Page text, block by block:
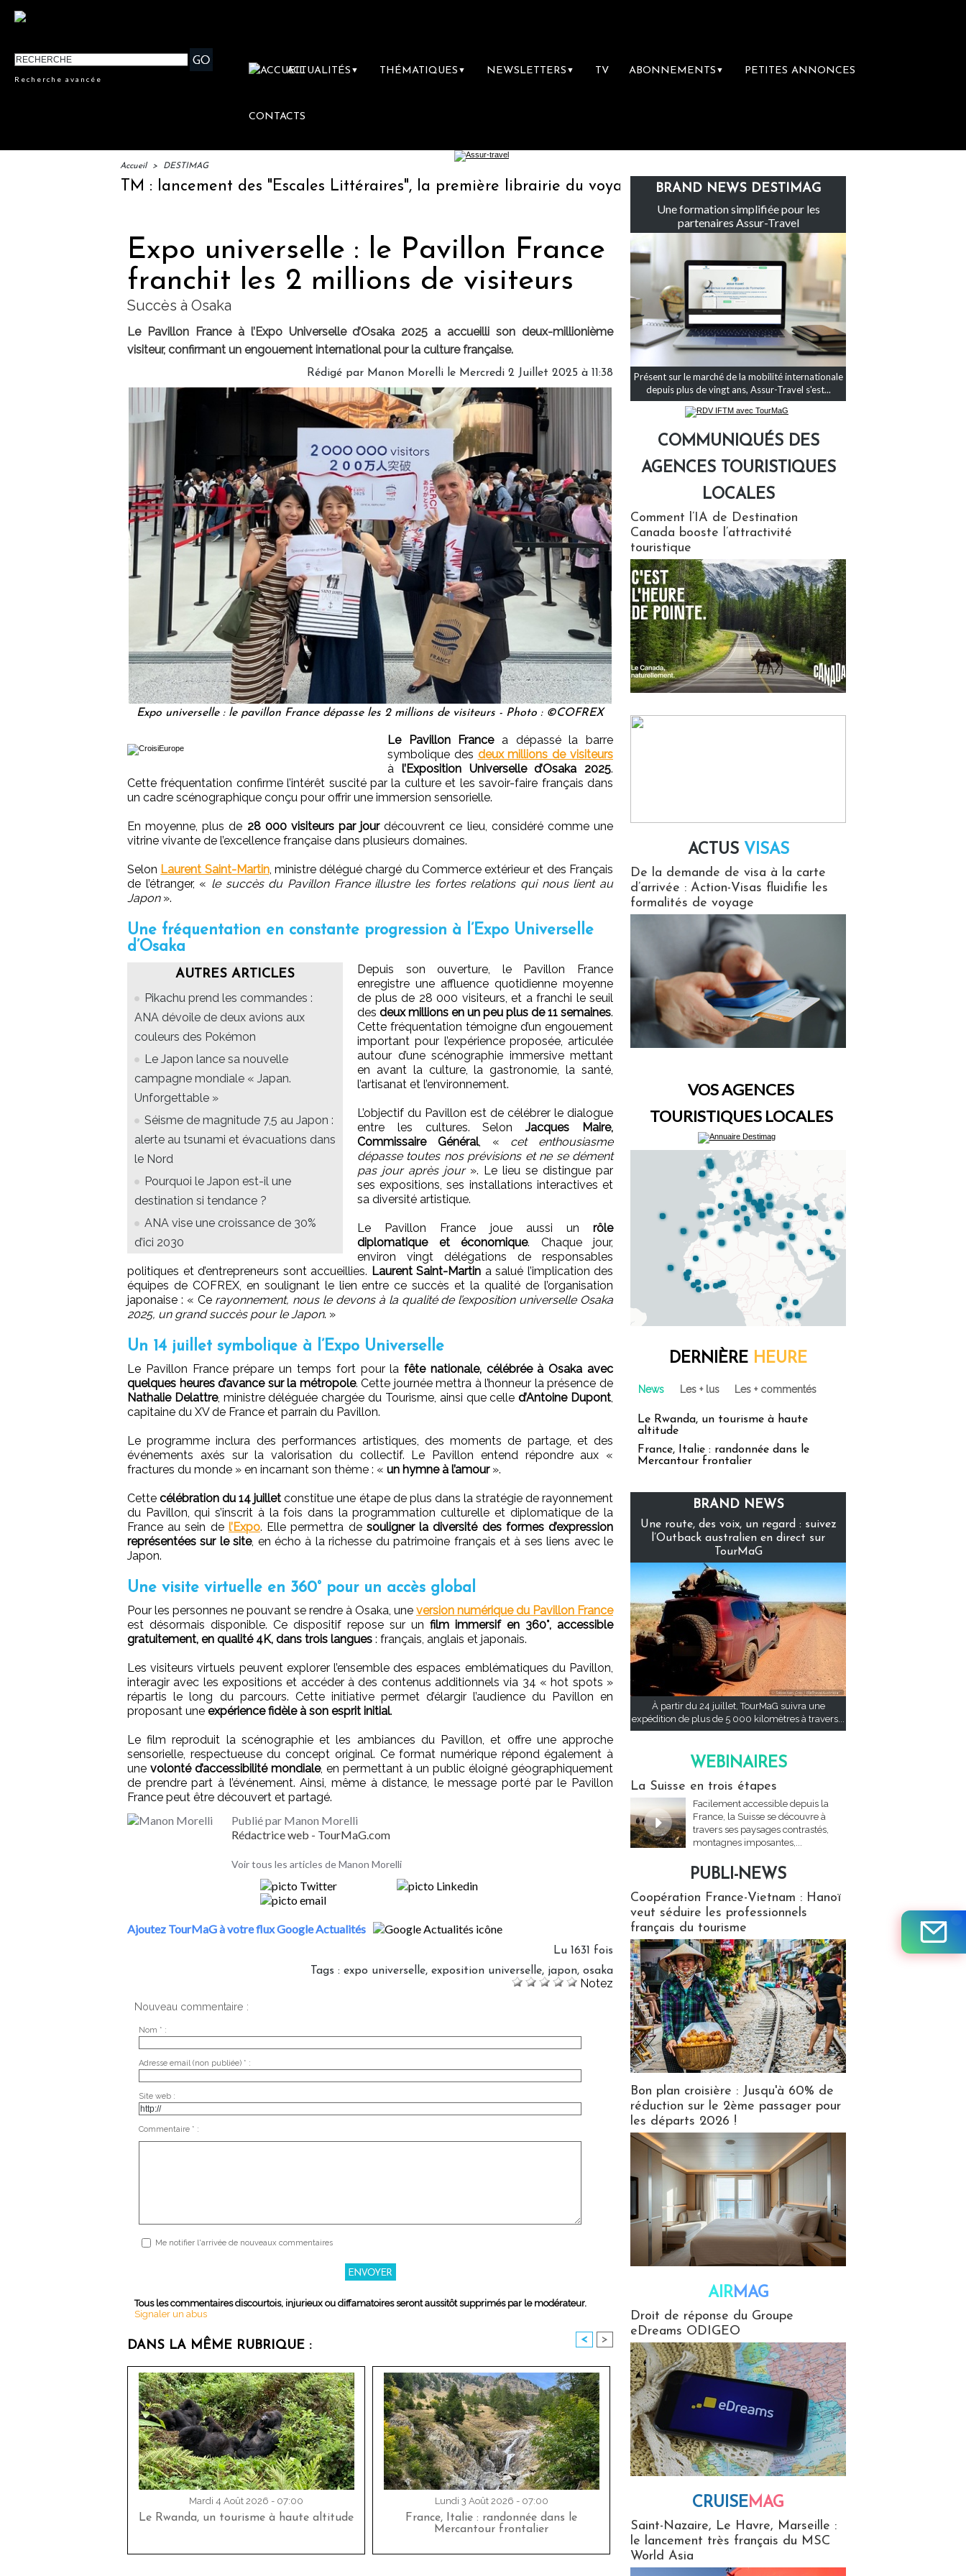
Recherche avancée
ACTUALITÉS ▼ THÉMATIQUES ▼ NEWSLETTERS ▼ TV ABONNEMENTS ▼ PETITES ANNONCES
CONTACTS
Accueil > DESTIMAG
IFTM : lancement des "Escales Littéraires", la première librairie du voyage Le groupe Sainte-Claire rachète Eden Tour
Expo universelle : le Pavillon France
franchit les 2 millions de visiteurs
Succès à Osaka
Le Pavillon France à l’Expo Universelle d’Osaka 2025 a accueilli son deux-millionième
visiteur, confirmant un engouement international pour la culture française.
Rédigé par Manon Morelli le Mercredi 2 Juillet 2025 à 11:38
Expo universelle : le pavillon France dépasse les 2 millions de visiteurs - Photo : ©COFREX
Le Pavillon Francea dépassé la barre
symbolique des deux millions de visiteurs
à l’Exposition Universelle d’Osaka 2025.
Cette fréquentation confirme l’intérêt suscité par la culture et les savoir-faire français dans
un cadre scénographique conçu pour offrir une immersion sensorielle.
En moyenne, plus de 28 000 visiteurs par jourdécouvrent ce lieu, considéré comme une
vitrine vivante de l’excellence française dans plusieurs domaines.
Selon Laurent Saint-Martin, ministre délégué chargé du Commerce extérieur et des Français
de l’étranger, « le succès du Pavillon France illustre les fortes relations qui nous lient au
Japon».
Une fréquentation en constante progression à l’Expo Universelle
d’Osaka
AUTRES ARTICLES
Pikachu prend les commandes :
ANA dévoile de deux avions aux
couleurs des Pokémon
Le Japon lance sa nouvelle
campagne mondiale « Japan.
Unforgettable »
Séisme de magnitude 7,5 au Japon :
alerte au tsunami et évacuations dans
le Nord
Pourquoi le Japon est-il une
destination si tendance ?
ANA vise une croissance de 30%
d’ici 2030
Depuis son ouverture, le Pavillon France
enregistre une affluence quotidienne moyenne
de plus de 28 000 visiteurs, et a franchi le seuil
des deux millions en un peu plus de 11 semaines.
Cette fréquentation témoigne d’un engouement
important pour l’expérience proposée, articulée
autour d’une scénographie immersive mettant
en avant la culture, la gastronomie, la santé,
l’artisanat et l’environnement.
L’objectif du Pavillon est de célébrer le dialogue
entre les cultures. SelonJacques Maire,
Commissaire Général, « cet enthousiasme
dépasse toutes nos prévisions et ne se dément
pas jour après jour». Le lieu se distingue par
ses expositions, ses installations interactives et
sa diversité artistique.
Le Pavillon France joue aussi un rôle
diplomatique et économique. Chaque jour,
environ vingt délégations de responsables
politiques et d’entrepreneurs sont accueillies. Laurent Saint-Martin a salué l’implication des
équipes de COFREX, en soulignant le lien entre ce succès et la qualité de l’organisation
japonaise : « Cerayonnement, nous le devons à la qualité de l’exposition universelle Osaka
2025, un grand succès pour le Japon. »
Un 14 juillet symbolique à l’Expo Universelle
Le Pavillon France prépare un temps fort pour lafête nationale, célébrée à Osaka avec
quelques heures d’avance sur la métropole. Cette journée mettra à l’honneur la présence de
Nathalie Delattre, ministre déléguée chargée du Tourisme, ainsi que celled’Antoine Dupont
capitaine du XV de France et parrain du Pavillon.
Le programme inclura des performances artistiques, des moments de partage, et des
événements axés sur la valorisation du collectif. Le Pavillon entend répondre aux «
fractures du monde » en incarnant son thème : « un hymne à l’amour».
Cettecélébration du 14 juillet constitue une étape de plus dans la stratégie de rayonnement
du Pavillon, qui s’inscrit à la fois dans la programmation culturelle et diplomatique de la
France au sein de l’Expo. Elle permettra de souligner la diversité des formes d’expression
représentées sur le site, en écho à la richesse du patrimoine français et à ses liens avec le
Japon.
Une visite virtuelle en 360° pour un accès global
Pour les personnes ne pouvant se rendre à Osaka, une version numérique du Pavillon France
est désormais disponible. Ce dispositif repose sur un film immersif en 360°, accessible
gratuitement, en qualité 4K, dans trois langues : français, anglais et japonais.
Les visiteurs virtuels peuvent explorer l’ensemble des espaces emblématiques du Pavillon,
interagir avec les expositions et accéder à des contenus additionnels via 34 « hot spots »
répartis le long du parcours. Cette initiative permet d’élargir l’audience du Pavillon en
proposant une expérience fidèle à son esprit initial.
Le film reproduit la scénographie et les ambiances du Pavillon, et offre une approche
sensorielle, respectueuse du concept original. Ce format numérique répond également à
une volonté d’accessibilité mondiale, en permettant à un public éloigné géographiquement
de prendre part à l’événement. Ainsi, même à distance, le message porté par le Pavillon
France peut être découvert et partagé.
Publié par Manon Morelli
Rédactrice web - TourMaG.com
Voir tous les articles de Manon Morelli
Ajoutez TourMaG à votre flux Google Actualités
Lu 1631 fois
Tags : expo universelle, exposition universelle, japon, osaka
Notez
Nouveau commentaire :
Nom * :
Adresse email (non publiée) * :
Site web :
Commentaire * :
Me notifier l'arrivée de nouveaux commentaires
Tous les commentaires discourtois, injurieux ou diffamatoires seront aussitôt supprimés par le modérateur.
Signaler un abus
DANS LA MÊME RUBRIQUE : < >
Mardi 4 Août 2026 - 07:00
Le Rwanda, un tourisme à haute altitude
Lundi 3 Août 2026 - 07:00
France, Italie : randonnée dans le
Mercantour frontalier
BRAND NEWS DESTIMAG
Une formation simplifiée pour les
partenaires Assur-Travel
Présent sur le marché de la mobilité internationale
depuis plus de vingt ans, Assur-Travel s'est...
COMMUNIQUÉS DES
AGENCES TOURISTIQUES
LOCALES
Comment l’IA de Destination
Canada booste l’attractivité
touristique
ACTUS VISAS
De la demande de visa à la carte
d’arrivée : Action-Visas fluidifie les
formalités de voyage
VOS AGENCES
TOURISTIQUES LOCALES
DERNIÈRE HEURE
News Les + lus Les + commentés
Le Rwanda, un tourisme à haute
altitude
France, Italie : randonnée dans le
Mercantour frontalier
BRAND NEWS
Une route, des voix, un regard : suivez
l’Outback australien en direct sur
TourMaG
À partir du 24 juillet, TourMaG suivra une
expédition de plus de 5 000 kilomètres à travers...
WEBINAIRES
La Suisse en trois étapes
Facilement accessible depuis la
France, la Suisse se découvre à
travers ses paysages contrastés,
montagnes imposantes,...
PUBLI-NEWS
Coopération France-Vietnam : Hanoï
veut séduire les professionnels
français du tourisme
Bon plan croisière : Jusqu'à 60% de
réduction sur le 2ème passager pour
les départs 2026 !
AIRMAG
Droit de réponse du Groupe
eDreams ODIGEO
CRUISEMAG
Saint-Nazaire, Le Havre, Marseille :
le lancement très français du MSC
World Asia